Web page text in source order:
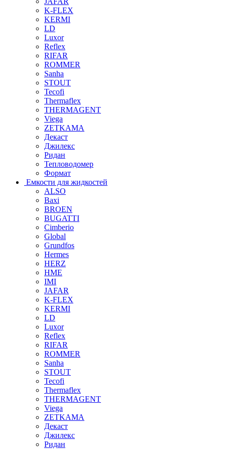
K-FLEX
KERMI
LD
Luxor
Reflex
RIFAR
ROMMER
Sanha
STOUT
Tecofi
Thermaflex
THERMAGENT
Viega
ZETKAMA
Декаст
Джилекс
Ридан
Тепловодомер
Формат
Емкости для жидкостей
ALSO
Baxi
BROEN
BUGATTI
Cimberio
Global
Grundfos
Hermes
HERZ
HME
IMI
JAFAR
K-FLEX
KERMI
LD
Luxor
Reflex
RIFAR
ROMMER
Sanha
STOUT
Tecofi
Thermaflex
THERMAGENT
Viega
ZETKAMA
Декаст
Джилекс
Ридан